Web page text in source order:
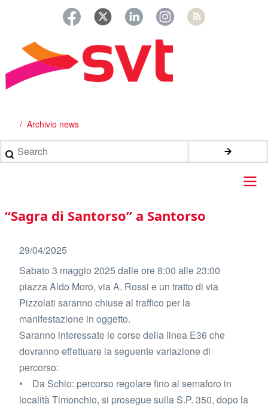
principale
Briciole
di
pane
Archivio news
Search
Main
navigation
“Sagra di Santorso” a Santorso
29/04/2025
Sabato 3 maggio 2025 dalle ore 8:00 alle 23:00
piazza Aldo Moro, via A. Rossi e un tratto di via
Pizzolati saranno chiuse al traffico per la
manifestazione in oggetto.
Saranno interessate le corse della linea E36 che
dovranno effettuare la seguente variazione di
percorso:
• Da Schio: percorso regolare fino al semaforo in
località Timonchio, si prosegue sulla S.P. 350, dopo la